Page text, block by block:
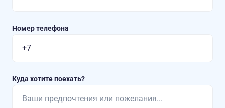
Номер телефона
Куда хотите поехать?